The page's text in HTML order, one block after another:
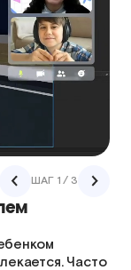
ШАГ 2 / 3
заданий
мы сможем